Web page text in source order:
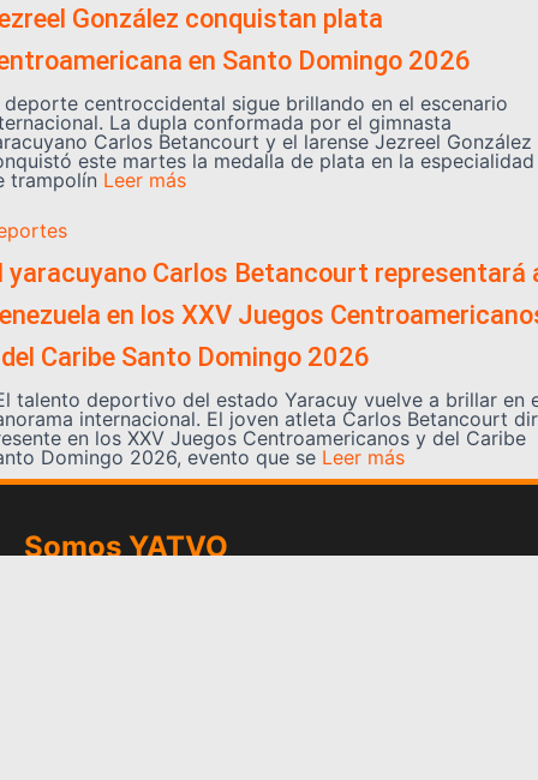
González conquistan plata
en Santo Domingo 2026
deporte centroccidental sigue brillando en el escenario
La dupla conformada por el gimnasta
Carlos Betancourt y el larense Jezreel González
este martes la medalla de plata en la especialidad
trampolín Leer más
yaracuyano Carlos Betancourt representará
en los XXV Juegos
Caribe Santo Domingo 2026
talento deportivo del estado Yaracuy vuelve a brillar en
internacional. El joven atleta Carlos Betancourt
en los XXV Juegos Centroamericanos y del Caribe
Domingo 2026, evento que se Leer más
Somos YATVO